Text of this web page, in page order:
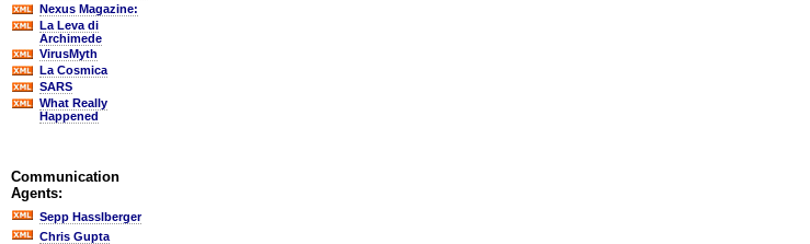
Nexus Magazine:
La Leva di
Archimede
VirusMyth
La Cosmica
SARS
What Really
Happened
Communication
Agents:
Sepp Hasslberger
Chris Gupta